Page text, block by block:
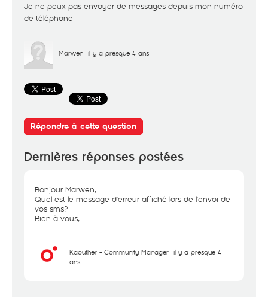
Je ne peux pas envoyer de messages depuis mon numéro
de téléphone
Marwen il y a presque 4 ans
Répondre à cette question
Dernières réponses postées
Bonjour Marwen,
Quel est le message d'erreur affiché lors de l'envoi de
vos sms?
Bien à vous,
Kaouther - Community Manager il y a presque 4
ans